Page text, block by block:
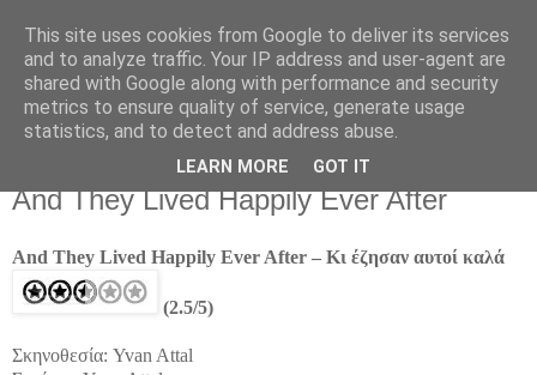
Movies For The Masses
Challenging common sense since 2004
Wednesday, May 25, 2005
And They Lived Happily Ever After
And They Lived Happily Ever After – Κι έζησαν αυτοί καλά
(2.5/5)
Σκηνοθεσία: Yvan Attal
This site uses cookies from Google to deliver its services
and to analyze traffic. Your IP address and user-agent are
shared with Google along with performance and security
metrics to ensure quality of service, generate usage
statistics, and to detect and address abuse.
LEARN MORE GOT IT